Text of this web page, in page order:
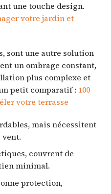
une touche design.
votre jardin et
sont une autre solution
un ombrage constant,
plus complexe et
petit comparatif : 100
votre terrasse
mais nécessitent
couvrent de
minimal.
protection,